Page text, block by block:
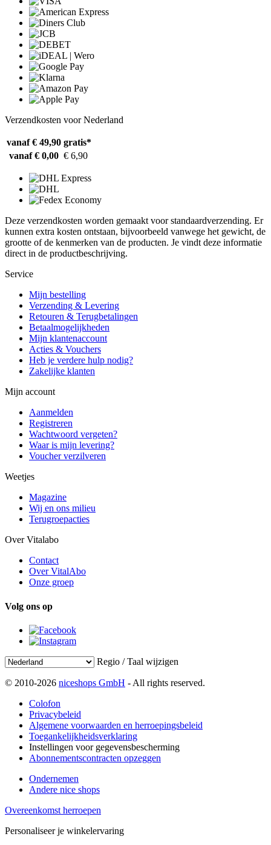
Verzendkosten voor Nederland
vanaf € 49,90 gratis*
vanaf € 0,00 € 6,90
Deze verzendkosten worden gemaakt voor standaardverzending. Er
kunnen extra kosten ontstaan, bijvoorbeeld vanwege het gewicht, de
grootte of de kenmerken van de producten. Je vindt deze informatie
direct in de productbeschrijving.
Service
Mijn bestelling
Verzending & Levering
Retouren & Terugbetalingen
Betaalmogelijkheden
Mijn klantenaccount
Acties & Vouchers
Heb je verdere hulp nodig?
Zakelijke klanten
Mijn account
Aanmelden
Registreren
Wachtwoord vergeten?
Waar is mijn levering?
Voucher verzilveren
Weetjes
Magazine
Wij en ons milieu
Terugroepacties
Over Vitalabo
Contact
Over VitalAbo
Onze groep
Volg ons op
Regio / Taal wijzigen
© 2010-2026 niceshops GmbH - All rights reserved.
Colofon
Privacybeleid
Algemene voorwaarden en herroepingsbeleid
Toegankelijkheidsverklaring
Instellingen voor gegevensbescherming
Abonnementscontracten opzeggen
Ondernemen
Andere nice shops
Overeenkomst herroepen
Personaliseer je winkelervaring